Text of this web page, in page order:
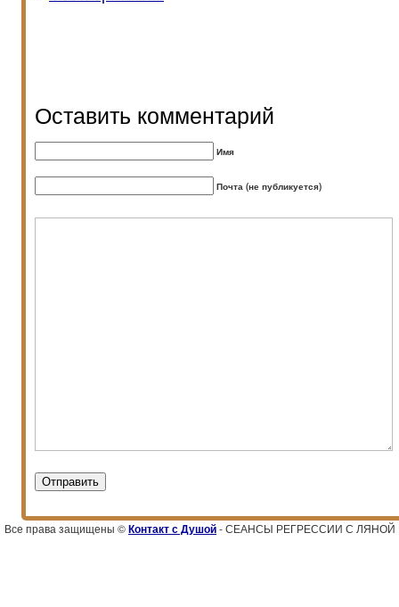
Оставить комментарий
Имя
Почта (не публикуется)
Все права защищены ©Контакт с Душой- СЕАНСЫ РЕГРЕССИИ С ЛЯНОЙ